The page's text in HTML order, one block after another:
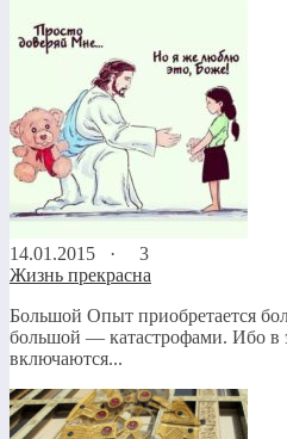
14.01.2015 ·
3
Жизнь прекрасна
Большой Опыт приобретается
большой — катастрофами. Ибо в
включаются...